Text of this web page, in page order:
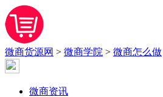
微商货源网 > 微商学院 > 微商怎么做
微商资讯